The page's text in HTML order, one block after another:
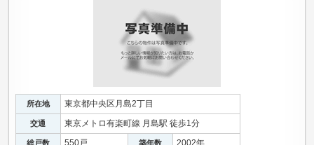
所在地 東京都中央区月島2丁目
交通 東京メトロ有楽町線 月島駅 徒歩1分
総戸数 550戸 築年数 2002年